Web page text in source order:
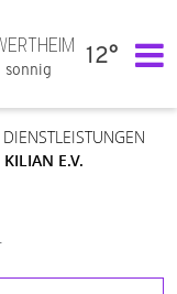
sonnig
12°
E.V.